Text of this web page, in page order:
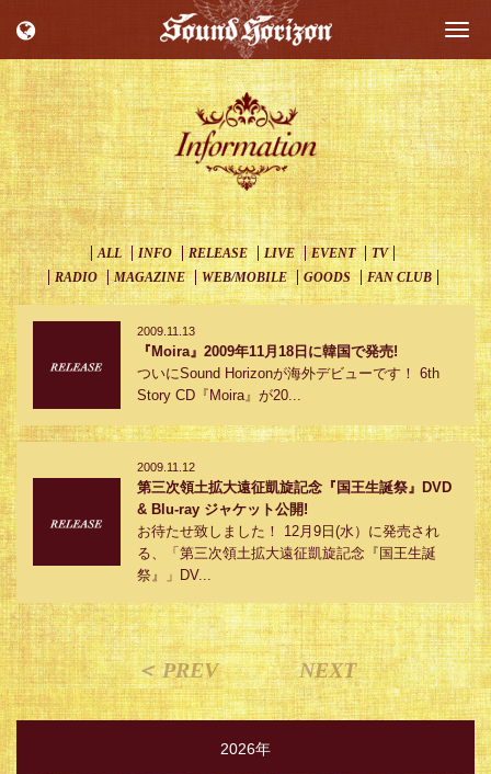
ALL INFO RELEASE LIVE EVENT
TV
RADIO
MAGAZINE WEB/MOBILE GOODS FAN CLUB
2009.11.13
『Moira』2009年11月18日に韓国で発売!
ついにSound Horizonが海外デビューです！ 6th
Story CD『Moira』が20...
2009.11.12
第三次領土拡大遠征凱旋記念『国王生誕祭』DVD
& Blu-ray ジャケット公開!
お待たせ致しました！ 12月9日(水）に発売され
る、「第三次領土拡大遠征凱旋記念『国王生誕
祭』」DV...
＜ PREV NEXT
2026年